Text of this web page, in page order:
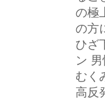
の極
の方
ひざ
ン
むく
高反